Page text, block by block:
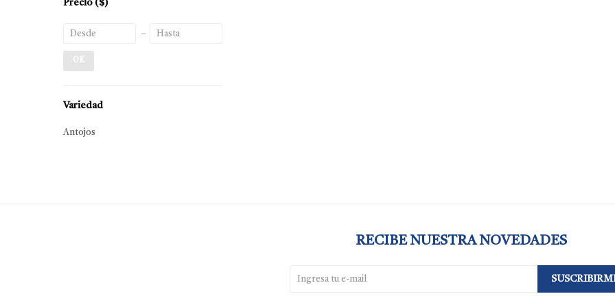
Precio ($)
OK
Variedad
Antojos
RECIBE NUESTRA NOVEDADES